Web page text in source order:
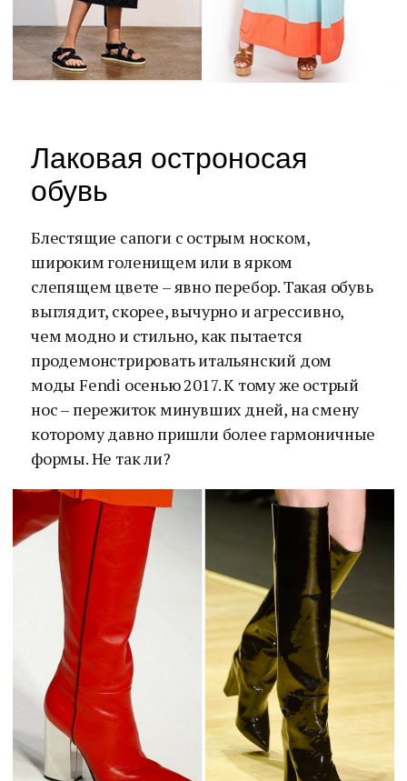
Лаковая остроносая
обувь
Блестящие сапоги с острым носком,
широким голенищем или в ярком
слепящем цвете – явно перебор. Такая обувь
выглядит, скорее, вычурно и агрессивно,
чем модно и стильно, как пытается
продемонстрировать итальянский дом
моды Fendi осенью 2017. К тому же острый
нос – пережиток минувших дней, на смену
которому давно пришли более гармоничные
формы. Не так ли?